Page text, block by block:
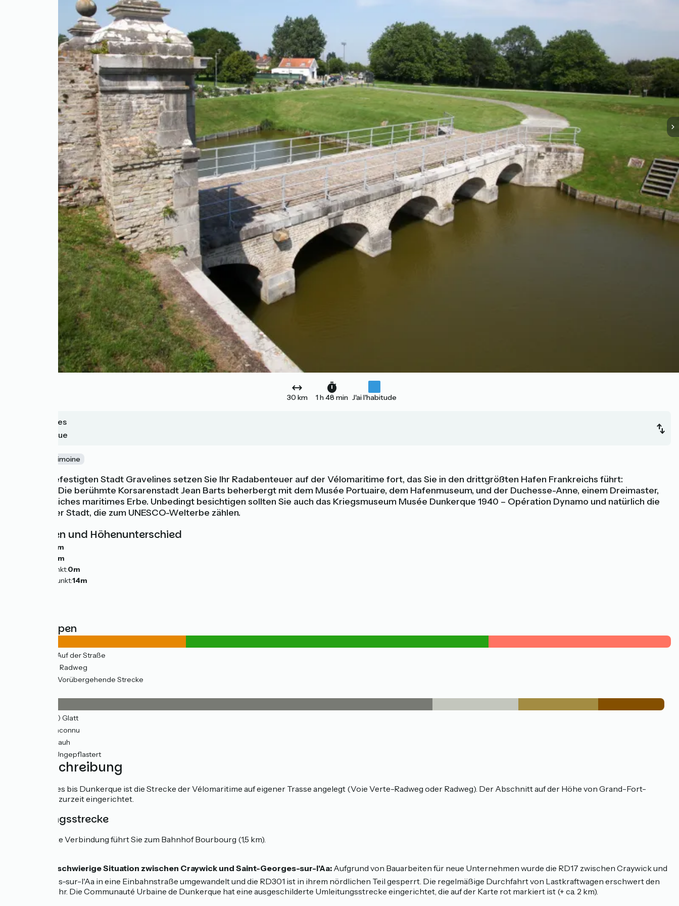
30 km 1 h 48 min J'ai l'habitude
Gravelines
Dunkerque
Patrimoine
Nach der befestigten Stadt Gravelines setzen Sie Ihr Radabenteuer auf der Vélomaritime fort, das Sie in den drittgrößten Hafen Frankreichs führt:
Dunkerque. Die berühmte Korsarenstadt Jean Barts beherbergt mit dem Musée Portuaire, dem Hafenmuseum, und der Duchesse-Anne, einem Dreimaster,
ein unglaubliches maritimes Erbe. Unbedingt besichtigen sollten Sie auch das Kriegsmuseum Musée Dunkerque 1940 – Opération Dynamo und natürlich die
Belfriede der Stadt, die zum UNESCO-Welterbe zählen.
Steigungen und Höhenunterschied
0m
0m
Tiefster Punkt:0m
Höchster Punkt:14m
Straßentypen
(37%) Auf der Straße
(63%) Radweg
(38%) Vorübergehende Strecke
(64%) Glatt
(13%) Inconnu
(12%) Rauh
(10%) Ungepflastert
Wegbeschreibung
Von Gravelines bis Dunkerque ist die Strecke der Vélomaritime auf eigener Trasse angelegt (Voie Verte-Radweg oder Radweg). Der Abschnitt auf der Höhe von Grand-Fort-
Philippe wird zurzeit eingerichtet.
Verbindungsstrecke
Eine markierte Verbindung führt Sie zum Bahnhof Bourbourg (1,5 km).
Achtung, schwierige Situation zwischen Craywick und Saint-Georges-sur-l'Aa: Aufgrund von Bauarbeiten für neue Unternehmen wurde die RD17 zwischen Craywick und
Saint-Georges-sur-l'Aa in eine Einbahnstraße umgewandelt und die RD301 ist in ihrem nördlichen Teil gesperrt. Die regelmäßige Durchfahrt von Lastkraftwagen erschwert den
Fahrradverkehr. Die Communauté Urbaine de Dunkerque hat eine ausgeschilderte Umleitungsstrecke eingerichtet, die auf der Karte rot markiert ist (+ ca. 2 km).